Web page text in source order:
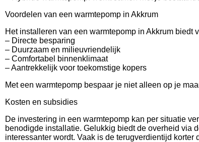
Voordelen van een warmtepomp in Akkrum
Het installeren van een warmtepomp in Akkrum biedt
– Directe besparing
– Duurzaam en milieuvriendelijk
– Comfortabel binnenklimaat
– Aantrekkelijk voor toekomstige kopers
Met een warmtepomp bespaar je niet alleen op je
Kosten en subsidies
De investering in een warmtepomp kan per situatie
benodigde installatie. Gelukkig biedt de overheid via
interessanter wordt. Vaak is de terugverdientijd